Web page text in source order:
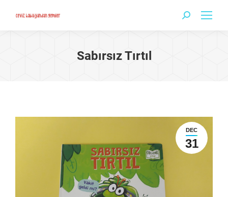
Search:
Sabırsız Tırtıl
DEC
31